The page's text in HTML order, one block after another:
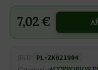
7,02 €
SKU: PL-ZK021904